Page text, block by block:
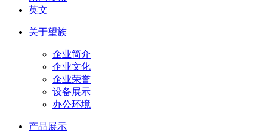
英文
关于望族
企业简介
企业文化
企业荣誉
设备展示
办公环境
产品展示